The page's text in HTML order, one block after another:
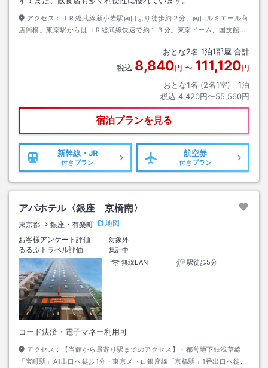
アクセス：
ＪＲ総武線新小岩駅南口より徒歩約２分。南口ルミエール商
店街横。東京駅からはＪＲ総武線快速で約１３分。東京ドーム、国技館、
秋葉原からも乗り換えなし。
おとな2名 1泊1部屋 合計
税込 8,840円 〜 111,120円
おとな1名 (2名1室)｜ 1泊
税込 4,420円〜55,560円
宿泊プランを見る
新幹線・JR
付きプラン
航空券
付きプラン
アパホテル〈銀座 京橋南〉
東京都 銀座・有楽町
地図
お客様アンケート評価
対象外
るるぶトラベル評価
集計中
無線LAN
駅徒歩5分
コード決済・電子マネー利用可
アクセス：
【当館から最寄り駅までのアクセス】・都営地下鉄浅草線
「宝町駅」A1出口へ徒歩1分・東京メトロ銀座線「京橋駅」1番出口へ徒歩